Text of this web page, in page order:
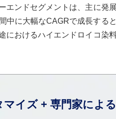
エンドセグメントは、主に発
中に大幅なCAGRで成長する
におけるハイエンドロイコ染
イズ + 専門家によ